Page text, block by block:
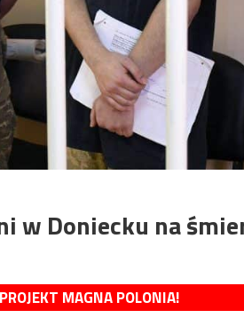
w Doniecku na
MAGNA POLONIA!